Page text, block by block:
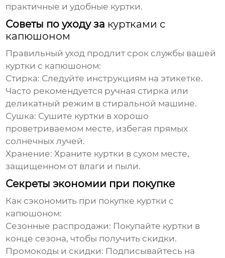
практичные и удобные куртки.
Советы по уходу за куртками с
капюшоном
Правильный уход продлит срок службы вашей
куртки с капюшоном:
Стирка: Следуйте инструкциям на этикетке.
Часто рекомендуется ручная стирка или
деликатный режим в стиральной машине.
Сушка: Сушите куртки в хорошо
проветриваемом месте, избегая прямых
солнечных лучей.
Хранение: Храните куртки в сухом месте,
защищенном от влаги и пыли.
Секреты экономии при покупке
Как сэкономить при покупке куртки с
капюшоном:
Сезонные распродажи: Покупайте куртки в
конце сезона, чтобы получить скидки.
Промокоды и скидки: Подписывайтесь на